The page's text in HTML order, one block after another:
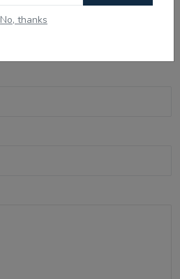
No, thanks